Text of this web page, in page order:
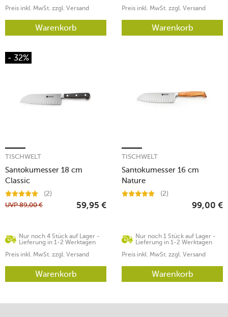
Preis inkl. MwSt. zzgl. Versand
Warenkorb
Preis inkl. MwSt. zzgl. Versand
Warenkorb
- 32%
Santokumesser 18 cm
Classic
TISCHWELT
(2)
Nur noch 4 Stück auf Lager -
Lieferung in 1-2 Werktagen
UVP89,00 € 59,95 €
Preis inkl. MwSt. zzgl. Versand
Warenkorb
Santokumesser 16 cm
Nature
TISCHWELT
(2)
Nur noch 1 Stück auf Lager -
Lieferung in 1-2 Werktagen
99,00 €
Preis inkl. MwSt. zzgl. Versand
Warenkorb